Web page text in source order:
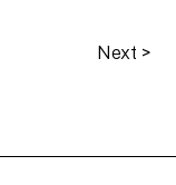
Next >